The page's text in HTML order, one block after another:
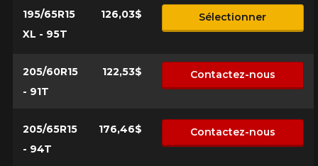
195/65R15
XL - 95T
126,03$ Sélectionner
205/60R15
- 91T
122,53$ Contactez-nous
205/65R15
- 94T
176,46$ Contactez-nous
Style de conduite
VOICI LES DIMENSIONS POUR VOTRE VÉHICULE
Que magasinez-vous?
Malheureusement, aucun résultat ne
convenant parfaitement à votre